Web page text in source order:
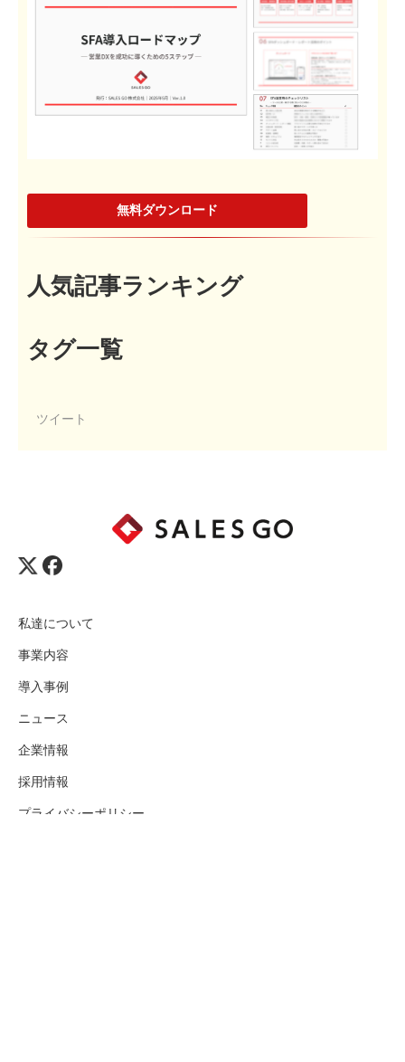
無料ダウンロード
人気記事ランキング
タグ一覧
ツイート
私達について
事業内容
導入事例
ニュース
企業情報
採用情報
プライバシーポリシー